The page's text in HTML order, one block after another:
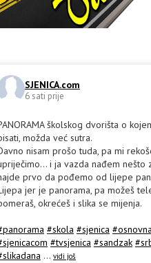
SJENICA.com
6 sati prije
školskog dvorišta o
možda već sutra.
nisam prošo tuda, pa mi
i ja vazda nađem nešto
prvo da pođemo od lijepe
jer je panorama, pa možeš
okrećeš i slika se mijenja.
#skola #sjenica
#tvsjenica #sandzak
... vidi još